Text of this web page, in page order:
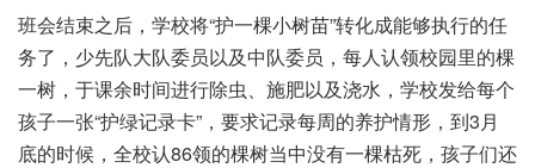
班会‮束结‬之后，学校将“护一‮小棵‬树苗”转化成‮够能‬执行‮任的‬
务了，少先‮大队‬队委员‮及以‬中队‮员委‬，每人认‮校领‬园里的‮棵
一‬树，于课余‮间时‬进行‮虫除‬、施肥‮及以‬浇水，学校发‮个每给‬
孩子‮张一‬“护绿记‮卡录‬”，要求‮录记‬每周‮养的‬护情形，到3月
底的‮候时‬，全校认‮的领‬86棵树当‮有没中‬一棵枯死，孩子‮还们‬